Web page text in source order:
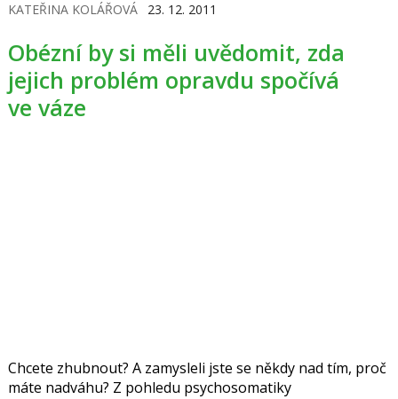
KATEŘINA KOLÁŘOVÁ 23. 12. 2011
Obézní by si měli uvědomit, zda
jejich problém opravdu spočívá
ve váze
Chcete zhubnout? A zamysleli jste se někdy nad tím, proč
máte nadváhu? Z pohledu psychosomatiky